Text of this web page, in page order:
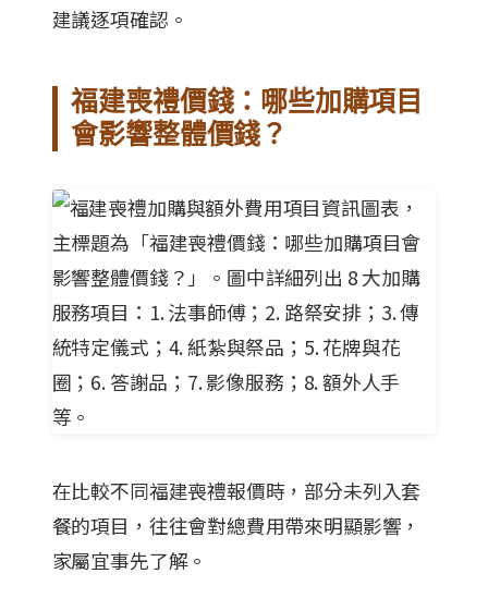
建議逐項確認。
福建喪禮價錢：哪些加購項目
會影響整體價錢？
在比較不同福建喪禮報價時，部分未列入套
餐的項目，往往會對總費用帶來明顯影響，
家屬宜事先了解。